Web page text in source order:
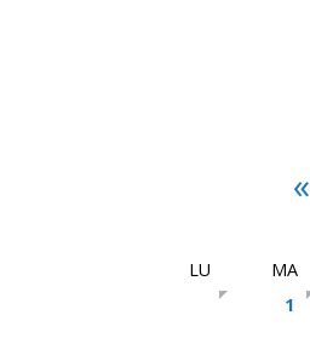
«
LU MA
1